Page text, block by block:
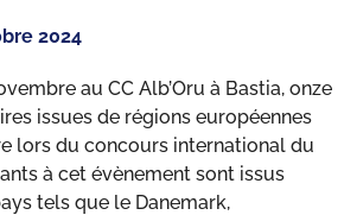
2024
au CC Alb’Oru à Bastia, onze
issues de régions européennes
lors du concours international du
à cet évènement sont issus
tels que le Danemark,